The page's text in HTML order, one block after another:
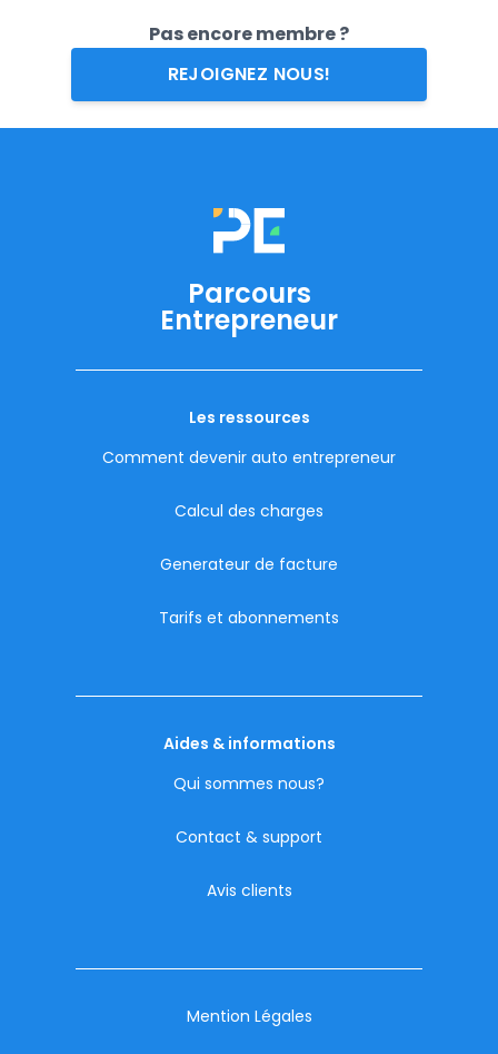
Pas encore membre ?
REJOIGNEZ NOUS!
Parcours
Entrepreneur
Les ressources
Comment devenir auto entrepreneur
Calcul des charges
Generateur de facture
Tarifs et abonnements
Aides & informations
Qui sommes nous?
Contact & support
Avis clients
Mention Légales